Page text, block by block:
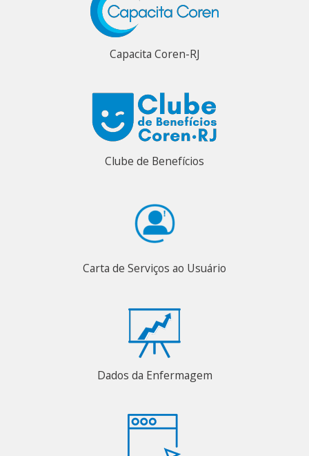
Capacita Coren-RJ
Clube de Benefícios
Carta de Serviços ao Usuário
Dados da Enfermagem